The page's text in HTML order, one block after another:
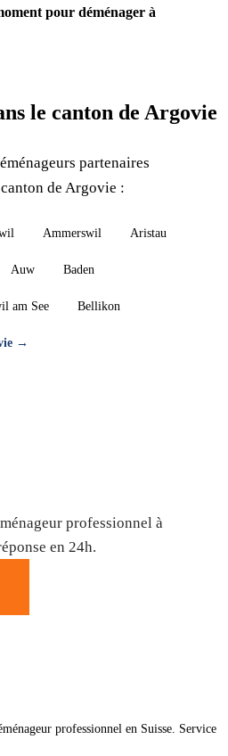
pour déménager à
le canton de Argovie
partenaires
de Argovie :
Ammerswil Aristau
Auw Baden
am See Bellikon
→
professionnel à
en 24h.
professionnel en Suisse. Service